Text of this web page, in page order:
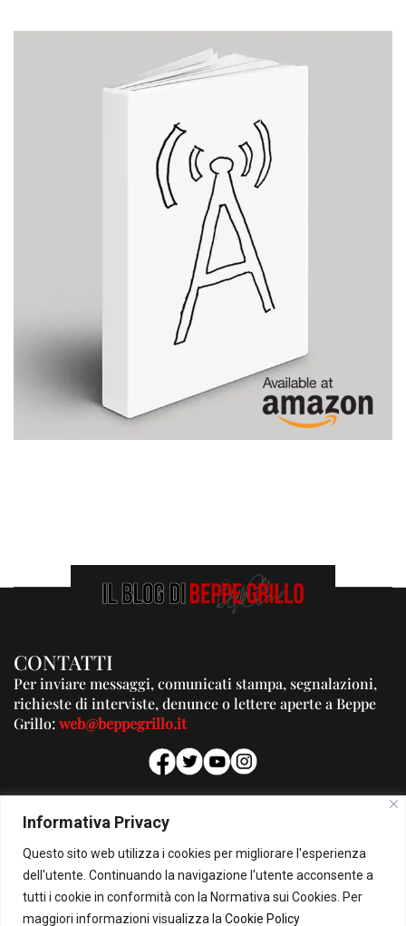
Informativa Privacy
Questo sito web utilizza i cookies per migliorare l'esperienza
dell'utente. Continuando la navigazione l'utente acconsente a
tutti i cookie in conformità con la Normativa sui Cookies. Per
maggiori informazioni visualizza la Cookie Policy
CONTATTI
Per inviare messaggi, comunicati stampa, segnalazioni,
richieste di interviste, denunce o lettere aperte a Beppe
Grillo:web@beppegrillo.it
PUBBLICITA'
Per la tua pubblicità su questo Blog:
pubblicita@beppegrillo.it